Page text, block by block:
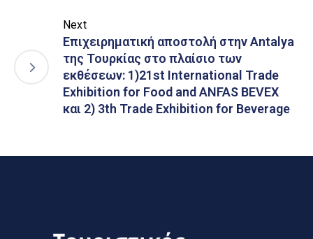
Next
Επιχειρηματική αποστολή στην Antalya
της Τουρκίας στο πλαίσιο των
εκθέσεων: 1)21st International Trade
Exhibition for Food and ANFAS BEVEX
και 2) 3th Trade Exhibition for Beverage